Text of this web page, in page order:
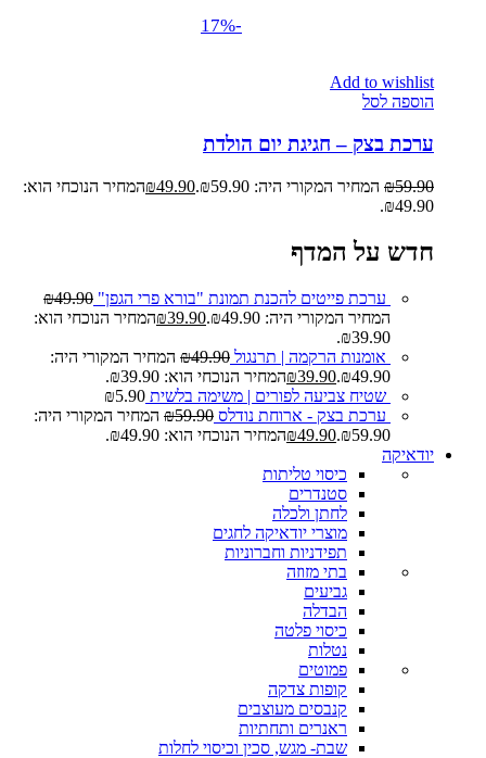
-17%
Add to wishlist
הוספה לסל
ערכת בצק – חגיגת יום הולדת
₪59.90 המחיר המקורי היה: ₪59.90. ₪49.90
המחיר הנוכחי הוא:
₪49.90.
חדש על המדף
ערכת פייטים להכנת תמונת "בורא פרי הגפן" ₪49.90
המחיר המקורי היה: ₪49.90.
₪39.90
המחיר הנוכחי הוא:
₪39.90.
אומנות הרקמה | תרנגול
₪49.90
המחיר המקורי היה:
₪49.90.
₪39.90
המחיר הנוכחי הוא: ₪39.90.
שטיח צביעה לפורים | משימה בלשית
₪5.90
ערכת בצק - ארוחת נודלס
₪59.90
המחיר המקורי היה:
₪59.90.
₪49.90
המחיר הנוכחי הוא: ₪49.90.
יודאיקה
כיסוי טליתות
סטנדרים
לחתן ולכלה
מוצרי יודאיקה לחגים
תפידניות וחברוניות
בתי מזוזה
גביעים
הבדלה
כיסוי פלטה
נטלות
פמוטים
קופות צדקה
קנבסים מעוצבים
ראנרים ותחתיות
שבת- מגש, סכין וכיסוי לחלות